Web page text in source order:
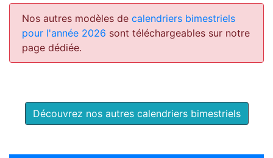
Nos autres modèles de calendriers bimestriels
pour l'année 2026 sont téléchargeables sur notre
page dédiée.
Découvrez nos autres calendriers bimestriels